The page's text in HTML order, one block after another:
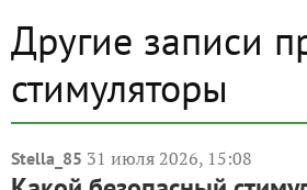
Другие записи
стимуляторы
Stella_85 31 июля 2026, 15:08